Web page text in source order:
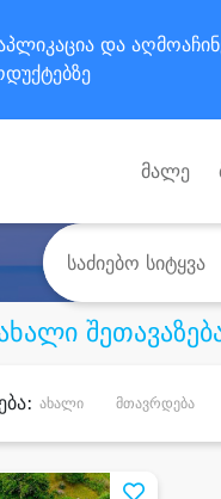
და
მალე
ახალი მთავრდება